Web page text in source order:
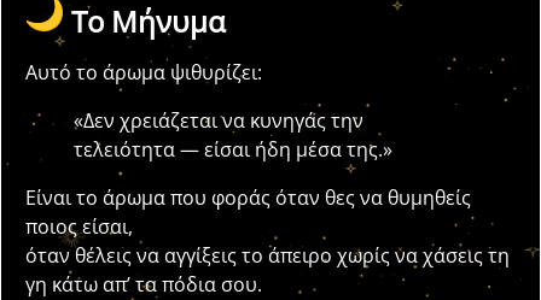
Το Μήνυμα
Αυτό το άρωμα ψιθυρίζει:
«Δεν χρειάζεται να κυνηγάς την
τελειότητα — είσαι ήδη μέσα της.»
Είναι το άρωμα που φοράς όταν θες να θυμηθείς
ποιος είσαι,
όταν θέλεις να αγγίξεις το άπειρο χωρίς να χάσεις τη
γη κάτω απ’ τα πόδια σου.